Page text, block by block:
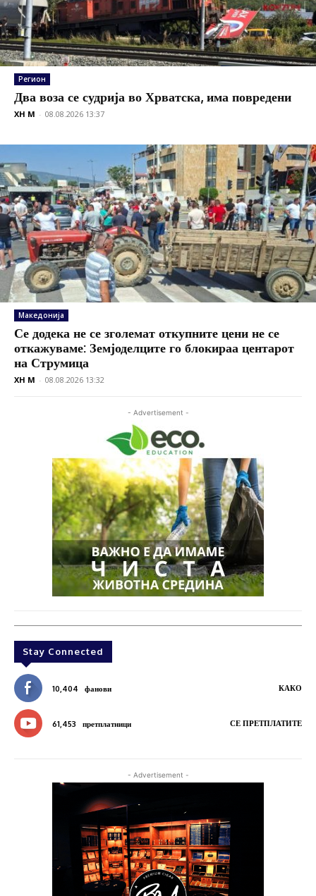
Регион
Два воза се судрија во Хрватска, има повредени
XH M - 08.08.2026 13:37
Македонија
Се додека не се зголемат откупните цени не се
откажуваме: Земјоделците го блокираа центарот
на Струмица
XH M - 08.08.2026 13:32
- Advertisement -
Stay Connected
10,404 фанови КАКО
61,453 претплатници СЕ ПРЕТПЛАТИТЕ
- Advertisement -